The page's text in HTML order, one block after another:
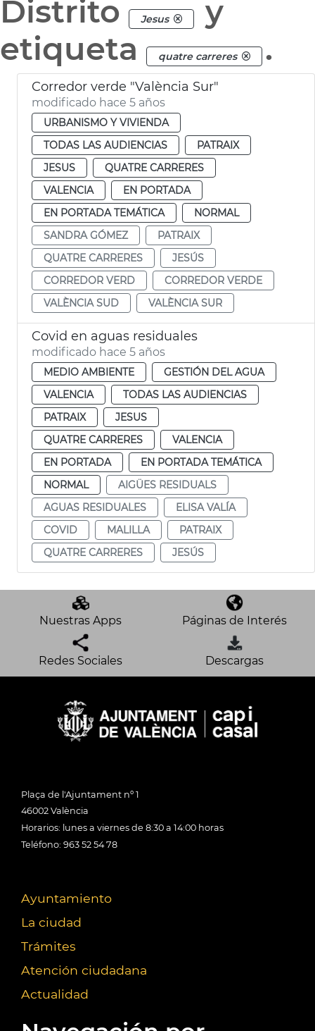
Distrito
Jesus
y
etiqueta
quatre carreres .
Corredor verde "València Sur"
modificado hace 5 años
URBANISMO Y VIVIENDA
TODAS LAS AUDIENCIAS
PATRAIX
JESUS
QUATRE CARRERES
VALENCIA
EN PORTADA
EN PORTADA TEMÁTICA
NORMAL
SANDRA GÓMEZ
PATRAIX
QUATRE CARRERES
JESÚS
CORREDOR VERD
CORREDOR VERDE
VALÈNCIA SUD
VALÈNCIA SUR
Covid en aguas residuales
modificado hace 5 años
MEDIO AMBIENTE
GESTIÓN DEL AGUA
VALENCIA
TODAS LAS AUDIENCIAS
PATRAIX
JESUS
QUATRE CARRERES
VALENCIA
EN PORTADA
EN PORTADA TEMÁTICA
NORMAL
AIGÜES RESIDUALS
AGUAS RESIDUALES
ELISA VALÍA
COVID
MALILLA
PATRAIX
QUATRE CARRERES
JESÚS
Nuestras Apps Páginas de Interés
Redes Sociales Descargas
Plaça de l'Ajuntament nº 1
46002 València
Horarios: lunes a viernes de 8:30 a 14:00 horas
Teléfono: 963 52 54 78
Ayuntamiento
La ciudad
Trámites
Atención ciudadana
Actualidad